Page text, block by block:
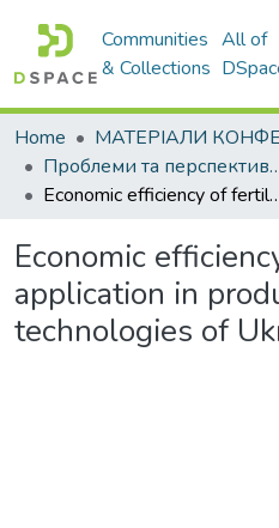
Communities
& Collections
All of
Home
Проблеми та
Economic efficiency of fertilizer
Economic
application in
technologies of